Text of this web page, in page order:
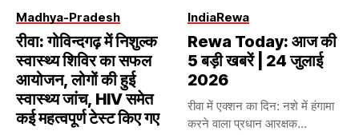
Madhya-Pradesh
रीवा: गोविन्दगढ़ में निशुल्क
स्वास्थ्य शिविर का सफल
आयोजन, लोगों की हुई
स्वास्थ्य जांच, HIV समेत
कई महत्वपूर्ण टेस्ट किए गए
IndiaRewa
Rewa Today: आज की
5 बड़ी खबरें | 24 जुलाई
2026
रीवा में एक्शन का दिन: नशे में हंगामा
करने वाला प्रधान आरक्षक...